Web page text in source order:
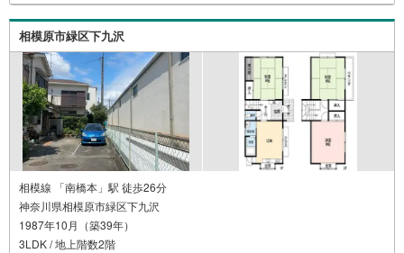
力です。平面駐車場も完備されており、お車での出し入れ
もスムーズ。即入居可能ですので、新しい生活をすぐにス
タートさせたい方にも最適です。リノベーションによって
新築のような心地よさを手に入れたこの住まいで、穏やか
な新生活を始めてみませんか。ぜひ現地で、その陽当りの
良さと開放的な眺望をご体感ください。
相模原市緑区下九沢
相模線 「南橋本」駅 徒歩26分
神奈川県相模原市緑区下九沢
1987年10月（築39年）
3LDK / 地上階数2階